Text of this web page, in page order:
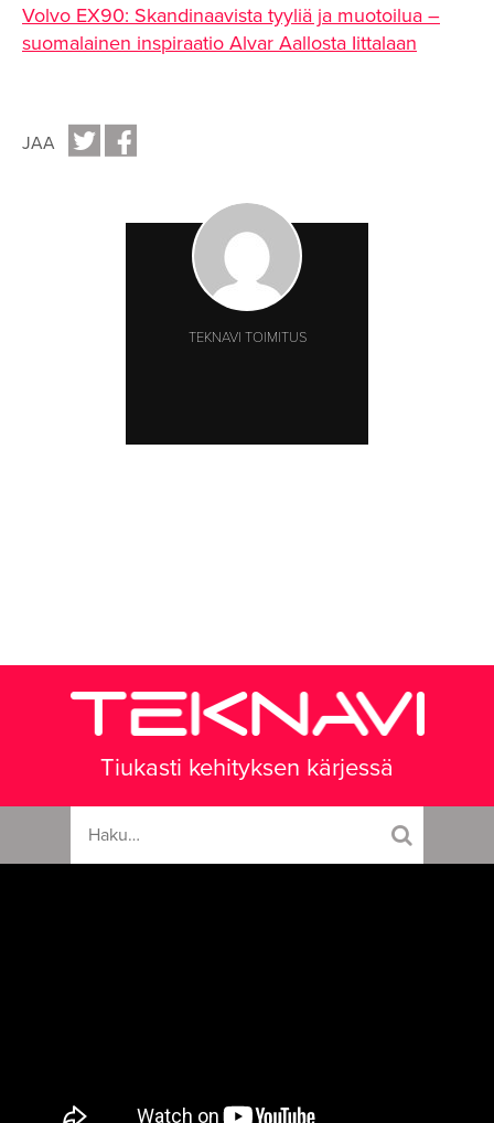
Volvo EX90: Skandinaavista tyyliä ja muotoilua –
suomalainen inspiraatio Alvar Aallosta Iittalaan
JAA
TEKNAVI TOIMITUS
Tiukasti kehityksen kärjessä